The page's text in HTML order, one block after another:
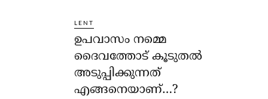
LENT
ഉപവാസം നമ്മെ
ദൈവത്തോട് കൂടുതല്‍
അടുപ്പിക്കുന്നത്
എങ്ങനെയാണ്…?